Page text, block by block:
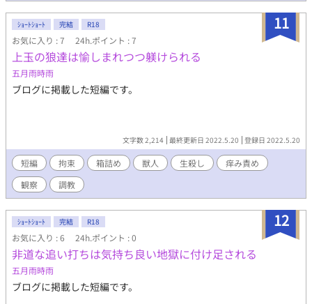
11
ｼｮｰﾄｼｮｰﾄ 完結 R18
お気に入り : 7 24h.ポイント : 7
上玉の狼達は愉しまれつつ躾けられる
五月雨時雨
ブログに掲載した短編です。
文字数 2,214 最終更新日 2022.5.20 登録日 2022.5.20
短編 拘束 箱詰め 獣人 生殺し
痒み責め
観察
調教
12
ｼｮｰﾄｼｮｰﾄ 完結 R18
お気に入り : 6 24h.ポイント : 0
非道な追い打ちは気持ち良い地獄に付け足される
五月雨時雨
ブログに掲載した短編です。